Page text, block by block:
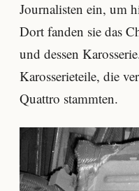
Journalisten ein, um
Dort fanden sie das
und dessen
Karosserieteile, die
Quattro stammten.